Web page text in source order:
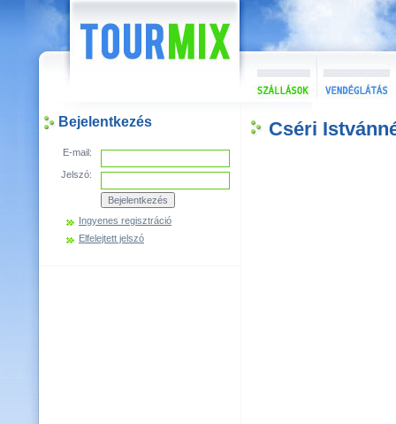
Bejelentkezés
E-mail:
Jelszó:
Ingyenes regisztráció
Elfelejtett jelszó
Cséri